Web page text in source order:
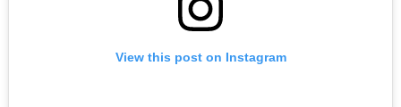
View this post on Instagram